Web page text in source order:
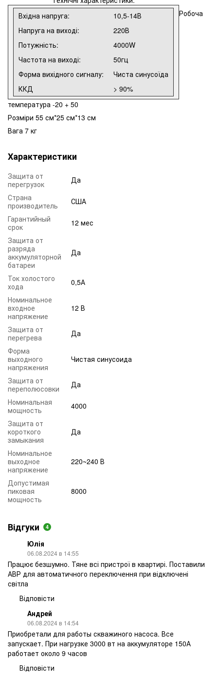
Вхідна напруга:
10,5-14В
Напруга на виході:
220В
Потужність:
4000W
Частота на виході:
50гц
Форма вихідного сигналу:
Чиста синусоїда
ККД
> 90%
Робоча
температура -20 + 50
Розміри 55 см*25 см*13 см
Вага 7 кг
Характеристики
Защита от
перегрузок
Да
Страна
производитель
США
Гарантийный
срок
12 мес
Защита от
разряда
аккумуляторной
батареи
Да
Ток холостого
хода
0,5А
Номинальное
входное
напряжение
12 В
Защита от
перегрева
Да
Форма
выходного
напряжения
Чистая синусоида
Защита от
переполюсовки
Да
Номинальная
мощность
4000
Защита от
короткого
замыкания
Да
Номинальное
выходное
напряжение
220~240 В
Допустимая
пиковая
мощность
8000
Відгуки 4
Юлія
06.08.2024 в 14:55
Працює безшумно. Тяне всі пристрої в квартирі. Поставили
АВР для автоматичного переключення при відключені
світла
Відповісти
Андрей
06.08.2024 в 14:54
Приобретали для работы скважиного насоса. Все
запускает. При нагрузке 3000 вт на аккумуляторе 150А
работает около 9 часов
Відповісти